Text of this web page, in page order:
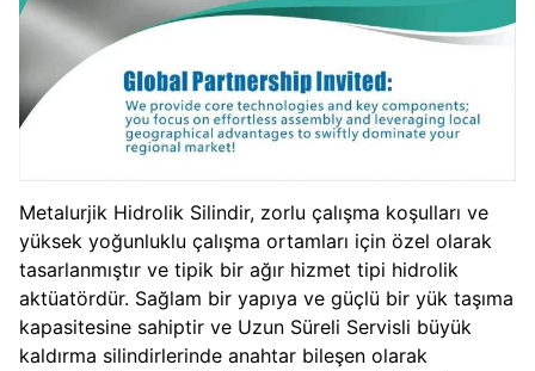
Metalurjik Hidrolik Silindir, zorlu çalışma koşulları ve
yüksek yoğunluklu çalışma ortamları için özel olarak
tasarlanmıştır ve tipik bir ağır hizmet tipi hidrolik
aktüatördür. Sağlam bir yapıya ve güçlü bir yük taşıma
kapasitesine sahiptir ve Uzun Süreli Servisli büyük
kaldırma silindirlerinde anahtar bileşen olarak